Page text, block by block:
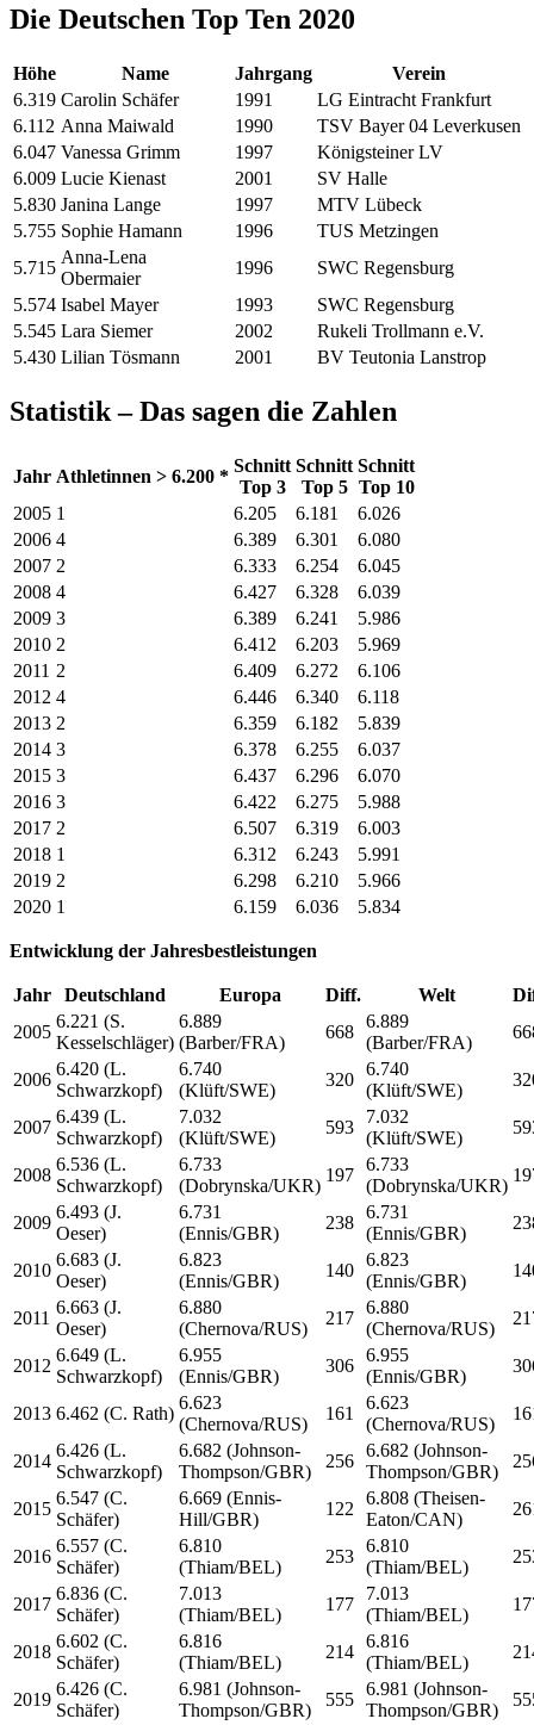
Die Deutschen Top Ten 2020
Höhe Name Jahrgang
Verein
6.319 Carolin Schäfer 1991
LG Eintracht Frankfurt
6.112 Anna Maiwald 1990
TSV Bayer 04 Leverkusen
6.047 Vanessa Grimm 1997
Königsteiner LV
6.009 Lucie Kienast 2001
SV Halle
5.830 Janina Lange 1997
MTV Lübeck
5.755 Sophie Hamann 1996
TUS Metzingen
5.715
Anna-Lena
Obermaier
1996
SWC Regensburg
5.574 Isabel Mayer 1993
SWC Regensburg
5.545 Lara Siemer 2002
Rukeli Trollmann e.V.
5.430 Lilian Tösmann 2001 BV Teutonia Lanstrop
Statistik – Das sagen die Zahlen
Jahr Athletinnen > 6.200 *
Schnitt
Top 3
Schnitt
Top 5
Schnitt
Top 10
2005 1 6.205 6.181
6.026
2006 4 6.389 6.301
6.080
2007 2 6.333 6.254
6.045
2008 4 6.427 6.328
6.039
2009 3 6.389 6.241
5.986
2010 2 6.412 6.203
5.969
2011 2 6.409 6.272
6.106
2012 4 6.446 6.340
6.118
2013 2 6.359 6.182
5.839
2014 3 6.378 6.255
6.037
2015 3 6.437 6.296
6.070
2016 3 6.422 6.275
5.988
2017 2 6.507 6.319
6.003
2018 1 6.312 6.243
5.991
2019 2 6.298 6.210
5.966
2020 1 6.159 6.036 5.834
Entwicklung der Jahresbestleistungen
Jahr Deutschland Europa Diff. Welt
2005
6.221 (S.
Kesselschläger)
6.889
(Barber/FRA)
668
6.889
(Barber/FRA)
2006
6.420 (L.
Schwarzkopf)
6.740
(Klüft/SWE)
320
6.740
(Klüft/SWE)
2007
6.439 (L.
Schwarzkopf)
7.032
(Klüft/SWE)
593
7.032
(Klüft/SWE)
2008
6.536 (L.
Schwarzkopf)
6.733
(Dobrynska/UKR)
197
6.733
(Dobrynska/UKR)
2009
6.493 (J.
Oeser)
6.731
(Ennis/GBR)
238
6.731
(Ennis/GBR)
2010
6.683 (J.
Oeser)
6.823
(Ennis/GBR)
140
6.823
(Ennis/GBR)
2011
6.663 (J.
Oeser)
6.880
(Chernova/RUS)
217
6.880
(Chernova/RUS)
2012
6.649 (L.
Schwarzkopf)
6.955
(Ennis/GBR)
306
6.955
(Ennis/GBR)
2013 6.462 (C. Rath)
6.623
(Chernova/RUS)
161
6.623
(Chernova/RUS)
2014
6.426 (L.
Schwarzkopf)
6.682 (Johnson-
Thompson/GBR)
256
6.682 (Johnson-
Thompson/GBR)
2015
6.547 (C.
Schäfer)
6.669 (Ennis-
Hill/GBR)
122
6.808 (Theisen-
Eaton/CAN)
2016
6.557 (C.
Schäfer)
6.810
(Thiam/BEL)
253
6.810
(Thiam/BEL)
2017
6.836 (C.
Schäfer)
7.013
(Thiam/BEL)
177
7.013
(Thiam/BEL)
2018
6.602 (C.
Schäfer)
6.816
(Thiam/BEL)
214
6.816
(Thiam/BEL)
2019
6.426 (C.
Schäfer)
6.981 (Johnson-
Thompson/GBR)
555
6.981 (Johnson-
Thompson/GBR)